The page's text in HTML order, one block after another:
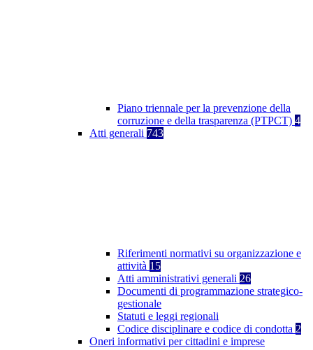
Piano triennale per la prevenzione della
corruzione e della trasparenza (PTPCT) 4
Atti generali 743
Riferimenti normativi su organizzazione e
attività 15
Atti amministrativi generali 26
Documenti di programmazione strategico-
gestionale
Statuti e leggi regionali
Codice disciplinare e codice di condotta 2
Oneri informativi per cittadini e imprese